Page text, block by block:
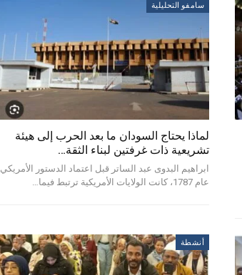
سامفو التحليلية
لماذا يحتاج السودان ما بعد الحرب إلى هيئة
تشريعية ذات غرفتين لبناء الثقة…
ابراهيم البدوى عبد الساتر قبل اعتماد الدستور الأمريكي
عام 1787، كانت الولايات الأمريكية ترتبط فيما…
أنشطة